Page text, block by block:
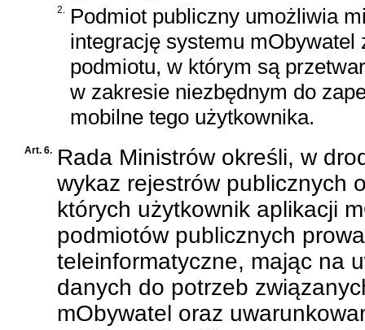
2. Podmiot publiczny umożliwia
integrację systemu
podmiotu, w którym są
w zakresie niezbędnym do
mobilne tego użytkownika.
Art. 6. Rada Ministrów określi, w
wykaz rejestrów publicznych
których użytkownik aplikacji
podmiotów publicznych
teleinformatyczne, mając na
danych do potrzeb
mObywatel oraz